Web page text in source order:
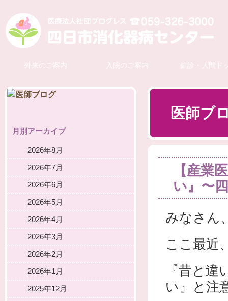
外来のご案内 入院のご案内 健診・人間ド
医師ブ
【産業
い』〜
みなさん
ここ最近
『昔と違
い』と注
月別アーカイブ
2026年8月
2026年7月
2026年6月
2026年5月
2026年4月
2026年3月
2026年2月
2026年1月
2025年12月